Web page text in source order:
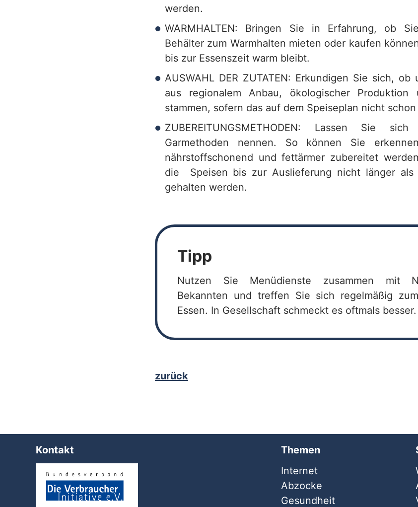
werden.
WARMHALTEN: Bringen Sie in Erfahrung, ob
Behälter zum Warmhalten mieten oder kaufen
bis zur Essenszeit warm bleibt.
AUSWAHL DER ZUTATEN: Erkundigen Sie sich,
aus regionalem Anbau, ökologischer Produktion
stammen, sofern das auf dem Speiseplan nicht
ZUBEREITUNGSMETHODEN: Lassen Sie
Garmethoden nennen. So können Sie
nährstoffschonend und fettärmer zubereitet
die Speisen bis zur Auslieferung nicht länger als
gehalten werden.
Tipp
Nutzen Sie Menüdienste zusammen mit
Bekannten und treffen Sie sich regelmäßig
Essen. In Gesellschaft schmeckt es oftmals besser.
zurück
Kontakt
Themen
Internet
Abzocke
Gesundheit